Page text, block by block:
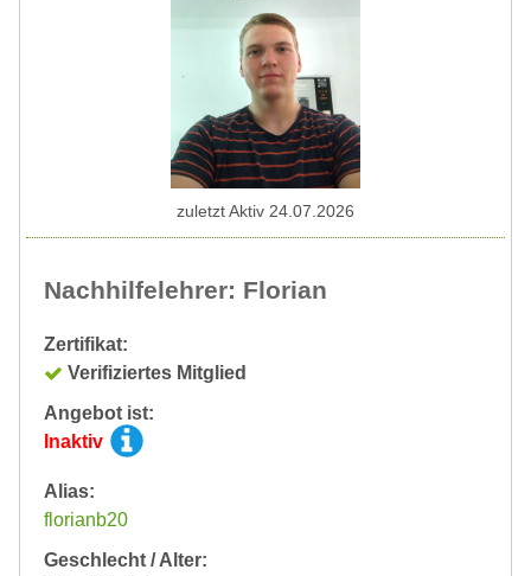
Nachhilfelehrer: Florian
Zertifikat:
Verifiziertes Mitglied
Angebot ist:
Inaktiv
Alias:
florianb20
Geschlecht / Alter:
zuletzt Aktiv 24.07.2026